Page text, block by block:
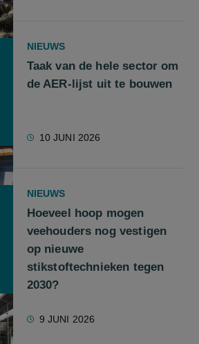
NIEUWS
Taak van de hele sector om
de AER-lijst uit te bouwen
10 JUNI 2026
NIEUWS
Hoeveel hoop mogen
veehouders nog vestigen
op nieuwe
stikstoftechnieken tegen
2030?
9 JUNI 2026